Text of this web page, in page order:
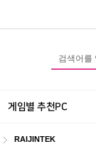
게임별 추천PC
RAIJINTEK